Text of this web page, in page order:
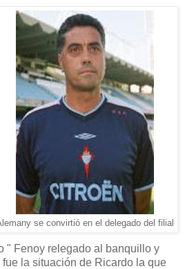
se convirtió en el delegado del filial
" Fenoy relegado al banquillo y
la situación de Ricardo la que